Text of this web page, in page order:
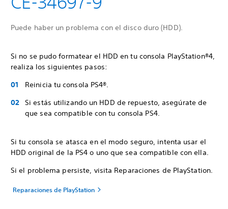
Puede haber un problema con el disco duro (HDD).
Si no se pudo formatear el HDD en tu consola PlayStation®4,
realiza los siguientes pasos:
Reinicia tu consola PS4®.
Si estás utilizando un HDD de repuesto, asegúrate de
que sea compatible con tu consola PS4.
Si tu consola se atasca en el modo seguro, intenta usar el
HDD original de la PS4 o uno que sea compatible con ella.
Si el problema persiste, visita Reparaciones de PlayStation.
Reparaciones de PlayStation